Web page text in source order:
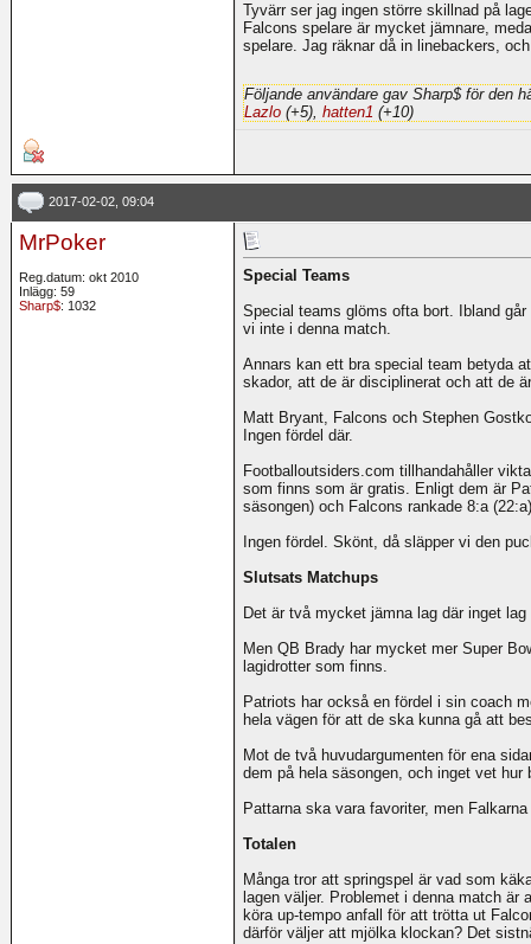
Tyvärr ser jag ingen större skillnad på
Falcons spelare är mycket jämnare,
spelare. Jag räknar då in linebackers,
Följande användare gav Sharp$ för den
Lazlo (+5), hatten1 (+10)
2017-02-02, 09:04
MrPoker
Reg.datum: okt 2010
Inlägg: 59
Sharp$: 1032
Special Teams
Special teams glöms ofta bort. Ibland
vi inte i denna match.
Annars kan ett bra special team betyda
skador, att de är disciplinerat och att de
Matt Bryant, Falcons och Stephen
Ingen fördel där.
Footballoutsiders.com tillhandahåller
som finns som är gratis. Enligt dem är
säsongen) och Falcons rankade 8:a
Ingen fördel. Skönt, då släpper vi den
Slutsats Matchups
Det är två mycket jämna lag där inget
Men QB Brady har mycket mer Super
lagidrotter som finns.
Patriots har också en fördel i sin coach
hela vägen för att de ska kunna gå att
Mot de två huvudargumenten för ena
dem på hela säsongen, och inget vet hur
Pattarna ska vara favoriter, men
Totalen
Många tror att springspel är vad som
lagen väljer. Problemet i denna match
köra up-tempo anfall för att trötta ut
därför väljer att mjölka klockan? Det